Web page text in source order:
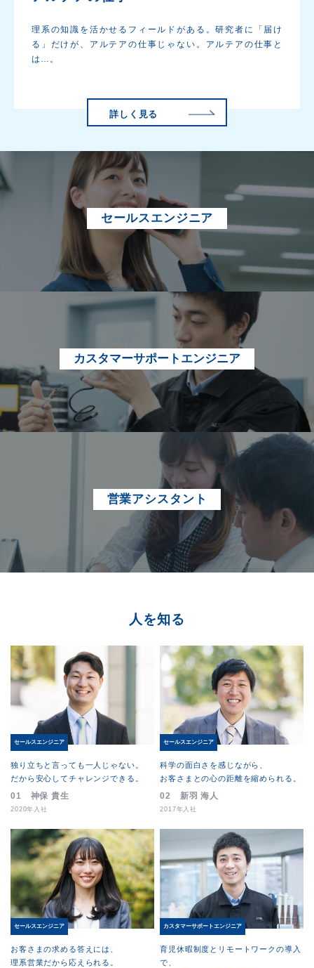
理系の知識を活かせるフィールドがある。研究者に「届け
る」だけが、アルテアの仕事じゃない。アルテアの仕事と
は…。
詳しく見る
セールスエンジニア
カスタマーサポートエンジニア
営業アシスタント
人を知る
セールスエンジニア
独り立ちと言っても一人じゃない。
だから安心してチャレンジできる。
01 神保 貴生
2020年入社
セールスエンジニア
科学の面白さを感じながら、
お客さまとの心の距離を縮められる。
02 新羽 海人
2017年入社
セールスエンジニア
お客さまの求める答えには、
理系営業だから応えられる。
カスタマーサポートエンジニア
育児休暇制度とリモートワークの導入
で、